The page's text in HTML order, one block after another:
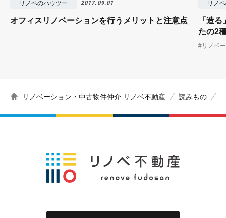
リノベのハウツー 2017.09.01
オフィスリノベーションを行うメリットと注意点
リノ
「造
たの2
#リノベ
リノベーション・中古物件仲介 リノベ不動産 読みもの